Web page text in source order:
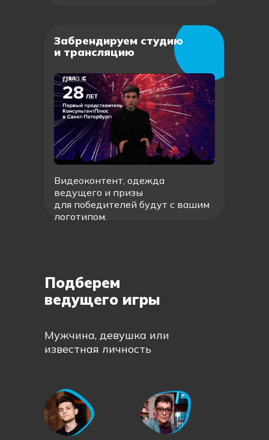
Забрендируем студию
и трансляцию
Видеоконтент, одежда
ведущего и призы
для победителей будут с вашим
логотипом.
Подберем
ведущего игры
Мужчина, девушка или
известная личность